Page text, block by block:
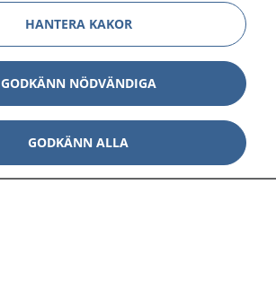
HANTERA KAKOR
GODKÄNN NÖDVÄNDIGA
GODKÄNN ALLA